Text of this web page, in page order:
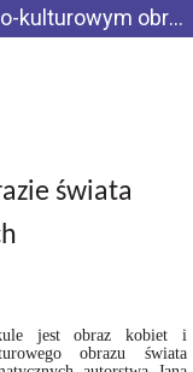
Kobiety i mężczyźni w językowo-kulturowym obrazie świata w podhalańskich translacjach intrajęzykowych